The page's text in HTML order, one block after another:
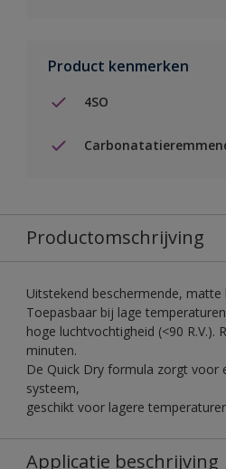
Product kenmerken
4SO
Productomschrijving
Uitstekend beschermende, matte
Toepasbaar bij lage
hoge luchtvochtigheid (<90 R.V.).
minuten.
De Quick Dry formula zorgt voor
systeem,
geschikt voor lagere
Applicatie beschrijving